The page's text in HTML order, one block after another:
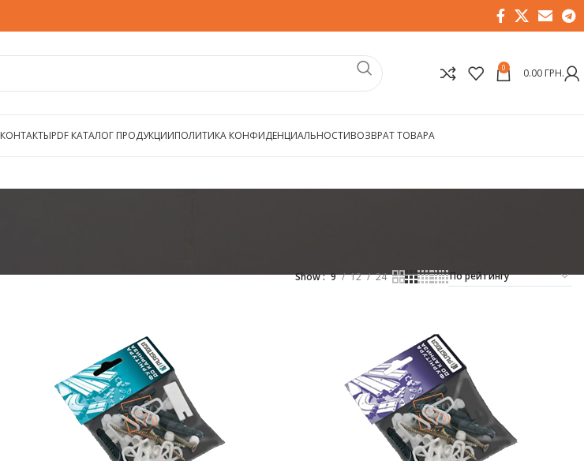
0 0.00 ГРН.
КОНТАКТЫPDF КАТАЛОГ ПРОДУКЦИИПОЛИТИКА КОНФИДЕНЦИАЛЬНОСТИВОЗВРАТ ТОВАРА
Show 9 12 24